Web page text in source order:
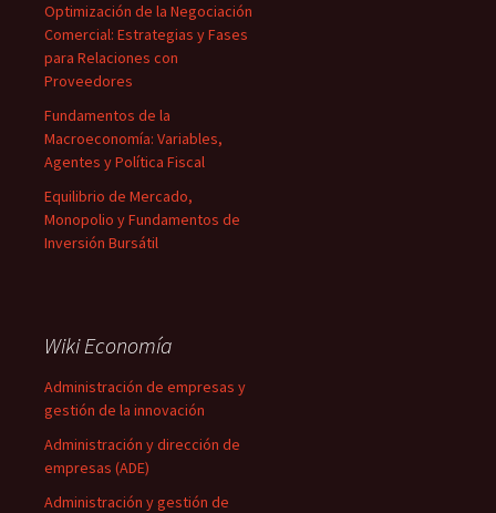
Optimización de la Negociación
Comercial: Estrategias y Fases
para Relaciones con
Proveedores
Fundamentos de la
Macroeconomía: Variables,
Agentes y Política Fiscal
Equilibrio de Mercado,
Monopolio y Fundamentos de
Inversión Bursátil
Wiki Economía
Administración de empresas y
gestión de la innovación
Administración y dirección de
empresas (ADE)
Administración y gestión de